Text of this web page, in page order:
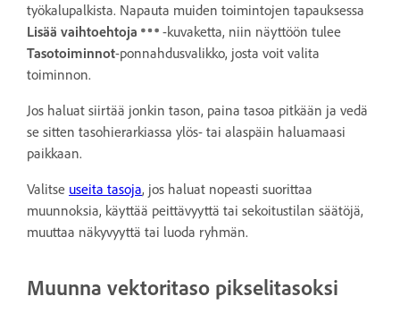
työkalupalkista. Napauta muiden toimintojen tapauksessa
Lisää vaihtoehtoja
-kuvaketta, niin näyttöön tulee
Tasotoiminnot-ponnahdusvalikko, josta voit valita
toiminnon.
Jos haluat siirtää jonkin tason, paina tasoa pitkään ja vedä
se sitten tasohierarkiassa ylös- tai alaspäin haluamaasi
paikkaan.
Valitse useita tasoja, jos haluat nopeasti suorittaa
muunnoksia, käyttää peittävyyttä tai sekoitustilan säätöjä,
muuttaa näkyvyyttä tai luoda ryhmän.
Muunna vektoritaso pikselitasoksi